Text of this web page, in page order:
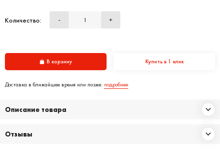
Количество: - +
В корзину Купить в 1 клик
Доставка в ближайшее время или позже: подробнее
Описание товара
Отзывы